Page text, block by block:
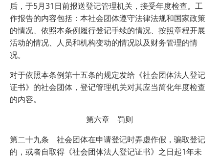
后，于5月31日前报送登记管理机关，接受年度检查。工
作报告的内容包括：本社会团体遵守法律法规和国家政策
的情况、依照本条例履行登记手续的情况、按照章程开展
活动的情况、人员和机构变动的情况以及财务管理的情
况。
对于依照本条例第十五条的规定发给《社会团体法人登记
证书》的社会团体，登记管理机关对其应当简化年度检查
的内容。
第六章 罚则
第二十九条 社会团体在申请登记时弄虚作假，骗取登记
的，或者自取得《社会团体法人登记证书》之日起1年未